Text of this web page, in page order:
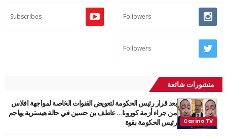
Followers
Subscribes
Followers
منشورات شائعة
بعد قرار رئيس الحكومة لتعويض القنوات الخاصة لمواجهة افلاس
من جراء أزمة كورونا... عاطف بن حسين في حالة هيسترية يهاجم
رئيس الحكومة بقوة